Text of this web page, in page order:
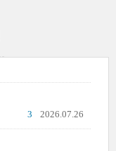
2026.07.26
3